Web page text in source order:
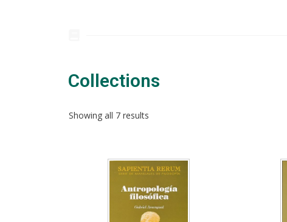
Collections​
Showing all 7 results